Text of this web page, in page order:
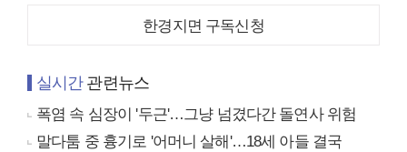
한경지면 구독신청
실시간관련뉴스
폭염 속 심장이 '두근'…그냥 넘겼다간 돌연사 위험
말다툼 중 흉기로 '어머니 살해'…18세 아들 결국